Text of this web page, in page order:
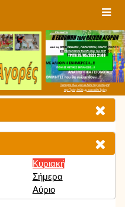
Πατήστε εδώ για να δείτε την εκπομπή
την Τρίτη 9:00 μμ και κάθε Τρίτη
Κυριακή
Σήμερα
Αύριο